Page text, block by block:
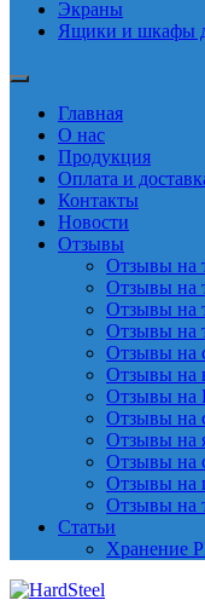
Экраны
Ящики и шкафы
Главная
О нас
Продукция
Оплата и
Контакты
Новости
Отзывы
Отзывы на
Отзывы на
Отзывы на
Отзывы на
Отзывы на
Отзывы на
Отзывы на
Отзывы на
Отзывы на
Отзывы на
Отзывы на
Отзывы на
Статьи
Хранение